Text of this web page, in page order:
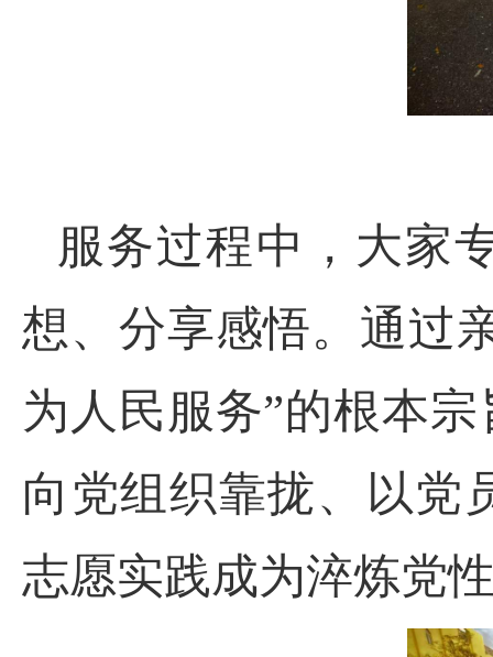
服务过程中，大家
想、分享感悟。通过
为人民服务”的根本
向党组织靠拢、以党
志愿实践成为淬炼党